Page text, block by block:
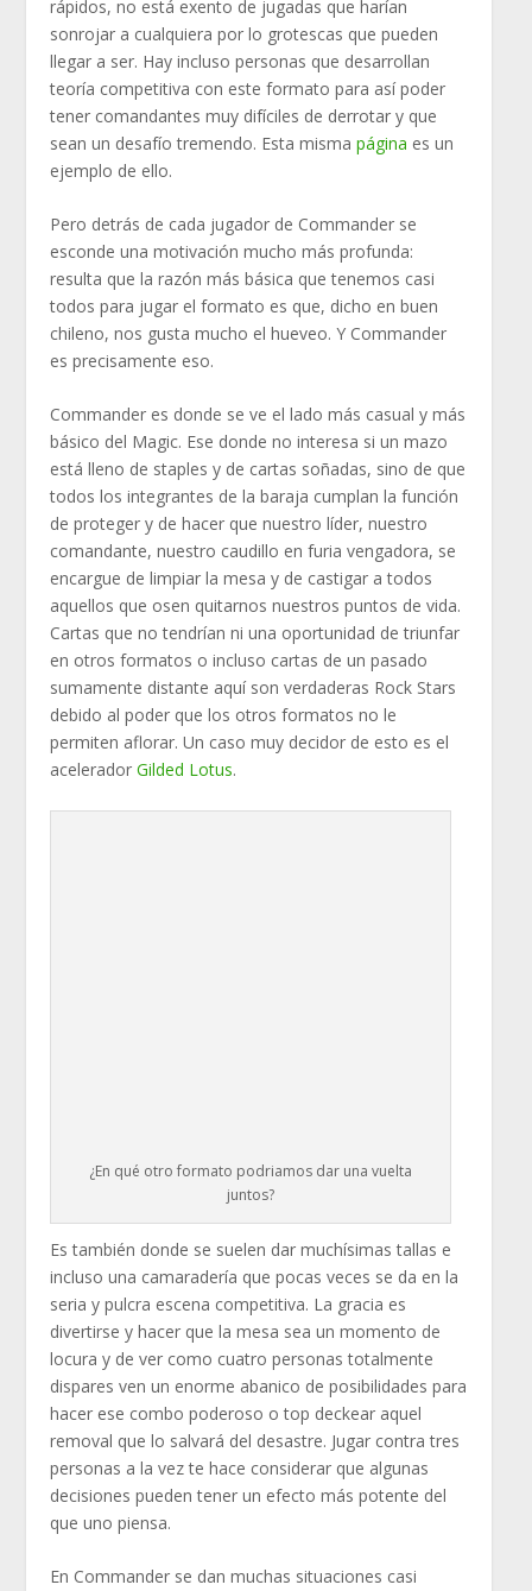
rápidos, no está exento de jugadas que harían
sonrojar a cualquiera por lo grotescas que pueden
llegar a ser. Hay incluso personas que desarrollan
teoría competitiva con este formato para así poder
tener comandantes muy difíciles de derrotar y que
sean un desafío tremendo. Esta mismapágina es un
ejemplo de ello.
Pero detrás de cada jugador de Commander se
esconde una motivación mucho más profunda:
resulta que la razón más básica que tenemos casi
todos para jugar el formato es que, dicho en buen
chileno, nos gusta mucho el hueveo. Y Commander
es precisamente eso.
Commander es donde se ve el lado más casual y más
básico del Magic. Ese donde no interesa si un mazo
está lleno de staples y de cartas soñadas, sino de que
todos los integrantes de la baraja cumplan la función
de proteger y de hacer que nuestro líder, nuestro
comandante, nuestro caudillo en furia vengadora, se
encargue de limpiar la mesa y de castigar a todos
aquellos que osen quitarnos nuestros puntos de vida.
Cartas que no tendrían ni una oportunidad de triunfar
en otros formatos o incluso cartas de un pasado
sumamente distante aquí son verdaderas Rock Stars
debido al poder que los otros formatos no le
permiten aflorar. Un caso muy decidor de esto es el
aceleradorGilded Lotus.
¿En qué otro formato podriamos dar una vuelta
juntos?
Es también donde se suelen dar muchísimas tallas e
incluso una camaradería que pocas veces se da en la
seria y pulcra escena competitiva. La gracia es
divertirse y hacer que la mesa sea un momento de
locura y de ver como cuatro personas totalmente
dispares ven un enorme abanico de posibilidades para
hacer ese combo poderoso o top deckear aquel
removal que lo salvará del desastre. Jugar contra tres
personas a la vez te hace considerar que algunas
decisiones pueden tener un efecto más potente del
que uno piensa.
En Commander se dan muchas situaciones casi